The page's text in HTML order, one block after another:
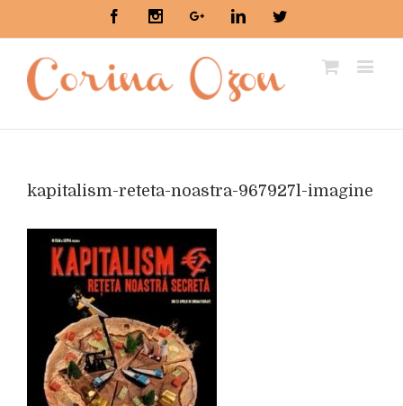
FacebookInstagramGoogle+LinkedinTwitter
kapitalism-reteta-noastra-967927l-imagine